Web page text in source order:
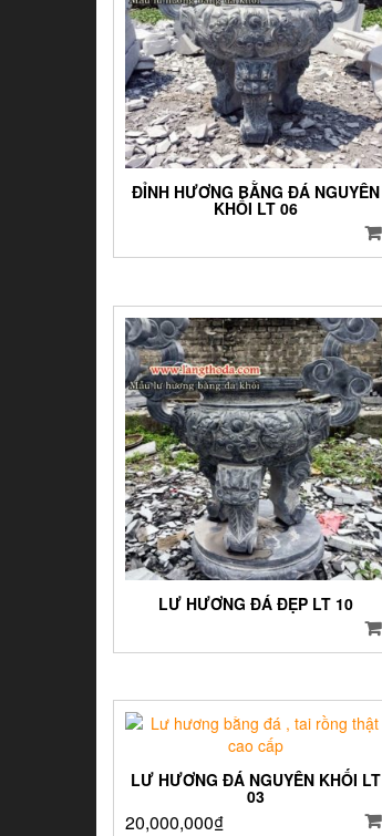
ĐỈNH HƯƠNG BẰNG ĐÁ NGUYÊN
KHỐI LT 06
LƯ HƯƠNG ĐÁ ĐẸP LT 10
LƯ HƯƠNG ĐÁ NGUYÊN KHỐI LT
03
20,000,000₫